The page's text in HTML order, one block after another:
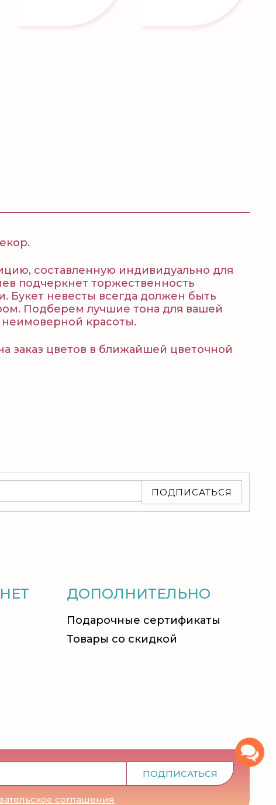
составленную индивидуально для
подчеркнет торжественность
Букет невесты всегда должен быть
Подберем лучшие тона для вашей
красоты.
заказ цветов в ближайшей цветочной
ПОДПИСАТЬСЯ
ДОПОЛНИТЕЛЬНО
Подарочные сертификаты
Товары со скидкой
ПОДПИСАТЬСЯ
соглашения